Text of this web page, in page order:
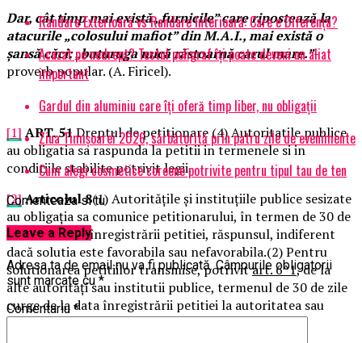
Dar, cât timp mai există „furnicile” care ripostează la
atacurile „colosului mafiot” din M.A.I., mai există o
șansă căci: „buturuga mică răstoarnă carul mare.”-
proverb popular. (A. Firicel).
[1] ART. 51Dreptul de petitionare (4) Autoritatile publice
au obligatia sa raspunda la petitii in termenele si in
conditiile stabilite potrivit legii.
[2]Articolul 8(1) Autoritățile și instituțiile publice sesizate
au obligația sa comunice petitionarului, în termen de 30 de
zile de la data înregistrării petitiei, răspunsul, indiferent
dacă solutia este favorabila sau nefavorabila.(2) Pentru
solutionarea petitiilor transmise, potrivitart. 6^1, de la
alte autorități sau institutii publice, termenul de 30 de zile
curge de la data înregistrării petitiei la autoritatea sau
institutia publică competența.
Randare Exterioară vs Randare Interioară: Care e Diferența?
Acuzat pe nedrept? Testul poligraf îţi poate deveni un aliat
important
Gardul din aluminiu care îți oferă timp liber, nu obligații
Ziua Timișoarei 2026, sărbătorită prin patru zile de evenimente
Cum alegi cosmetice coreene potrivite pentru tipul tau de ten
Comenteaza si tu
Leave a Reply
Adresa ta de email nu va fi publicată. Câmpurile obligatorii
sunt marcate cu *
Comentariu *